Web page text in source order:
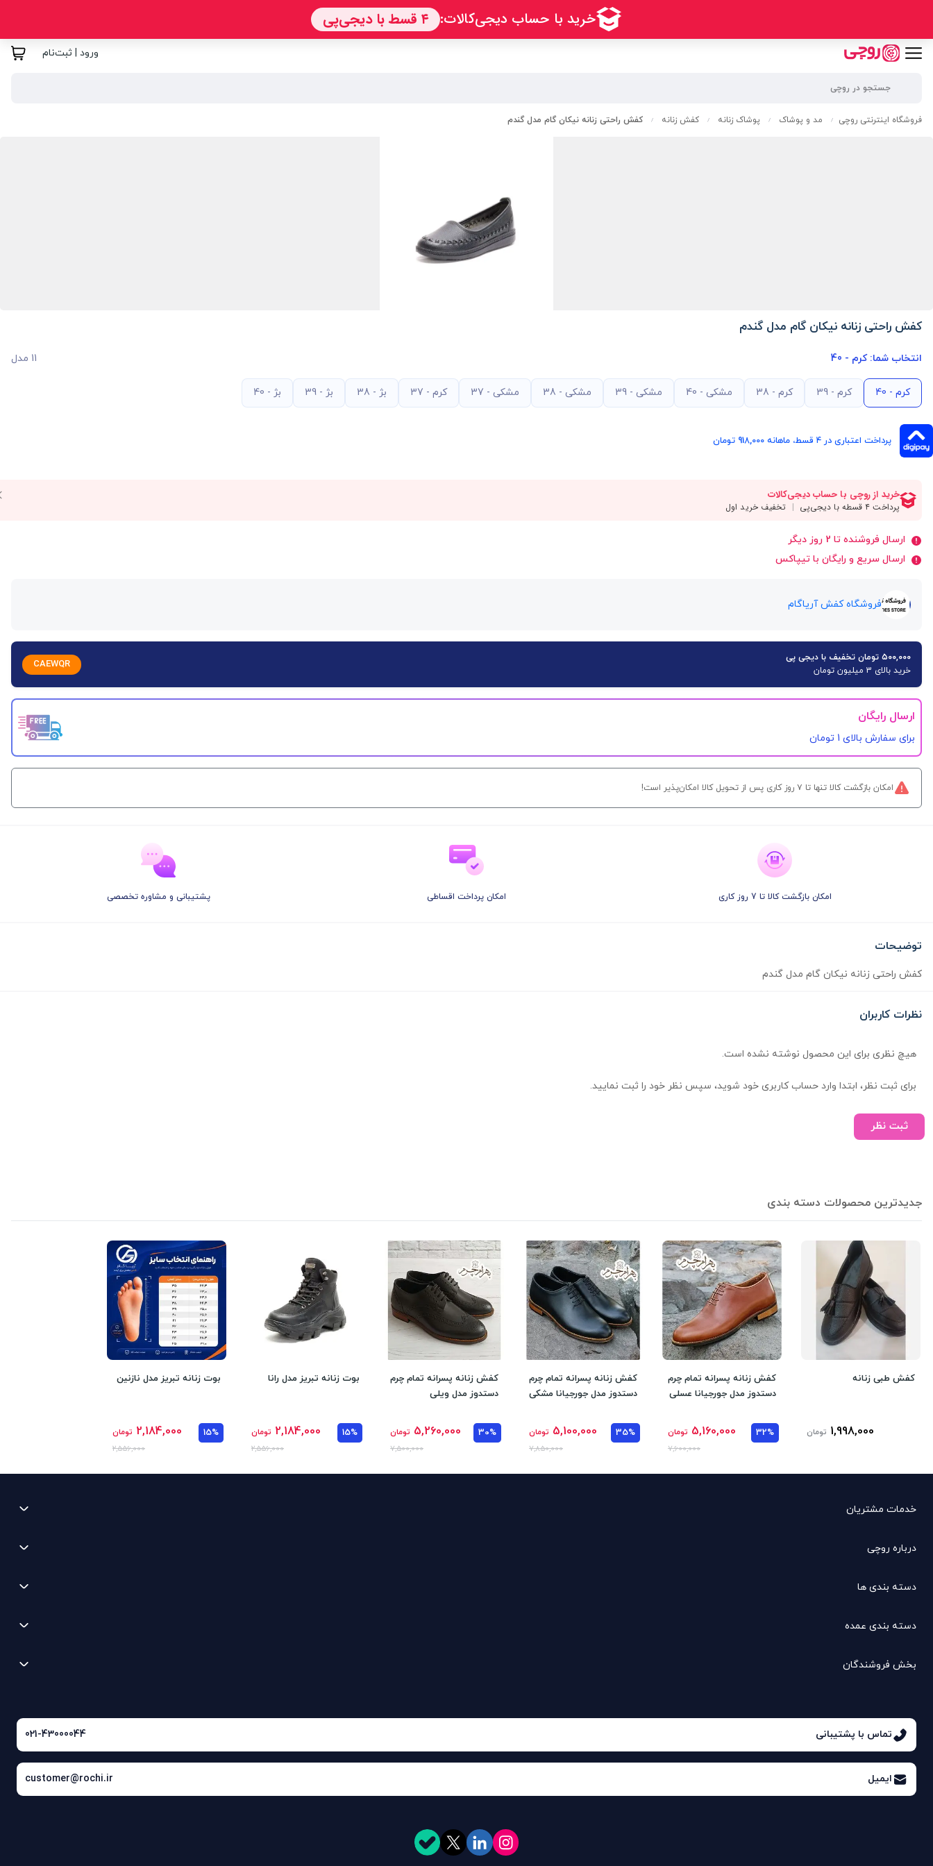
ورود | ثبت‌نام
فروشگاه اینترنتی روچی / مد و پوشاک / پوشاک زنانه / کفش زنانه / کفش راحتی زنانه نیکان گام مدل گندم
کفش راحتی زنانه نیکان گام مدل گندم
انتخاب شما:کرم - 40 11 مدل
کرم - 40 کرم - 39 کرم - 38 مشکی - 40 مشکی - 39 مشکی - 38 مشکی - 37 کرم - 37 بژ - 38 بژ - 39 بژ - 40
پرداخت اعتباری در ۴ قسط، ماهانه 918,000 تومان
ارسال فروشنده تا 2 روز دیگر
ارسال سریع و رایگان با تیپاکس
فروشگاه کفش آریاگام
۵۰۰,۰۰۰ تومان تخفیف با دیجی پی
خرید بالای 3 میلیون تومان
CAEWQR
ارسال رایگان
برای سفارش‌ بالای 1 تومان
امکان بازگشت کالا تنها تا ۷ روز کاری پس از تحویل کالا امکان‌پذیر است!
امکان بازگشت کالا تا 7 روز کاری امکان پرداخت اقساطی پشتیبانی و مشاوره تخصصی
توضیحات
کفش راحتی زنانه نیکان گام مدل گندم
نظرات کاربران
هیچ نظری برای این محصول نوشته نشده است.
برای ثبت نظر، ابتدا وارد حساب کاربری خود شوید، سپس نظر خود را ثبت نمایید.
ثبت نظر
جدیدترین محصولات دسته بندی
کفش طبی زنانه
1,998,000 تومان
کفش زنانه پسرانه تمام چرم
دستدوز مدل جورجیانا عسلی
32%
5,160,000 تومان
7,600,000
کفش زنانه پسرانه تمام چرم
دستدوز مدل جورجیانا مشکی
35%
5,100,000 تومان
7,850,000
کفش زنانه پسرانه تمام چرم
دستدوز مدل ویلی
30%
5,260,000 تومان
7,500,000
بوت زنانه تبریز مدل رانا
15%
2,184,000 تومان
2,556,000
بوت زنانه تبریز مدل نازنین
15%
2,184,000 تومان
2,556,000
خدمات مشتریان
درباره روچی
دسته بندی ها
دسته بندی عمده
بخش فروشندگان
تماس با پشتیبانی 021-43000044
ایمیل customer@rochi.ir